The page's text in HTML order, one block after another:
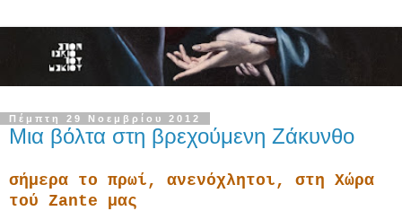
Πέμπτη 29 Νοεμβρίου 2012
Μια βόλτα στη βρεχούμενη Ζάκυνθο
σήμερα το πρωί, ανενόχλητοι, στη Χώρα
τού Zante μας